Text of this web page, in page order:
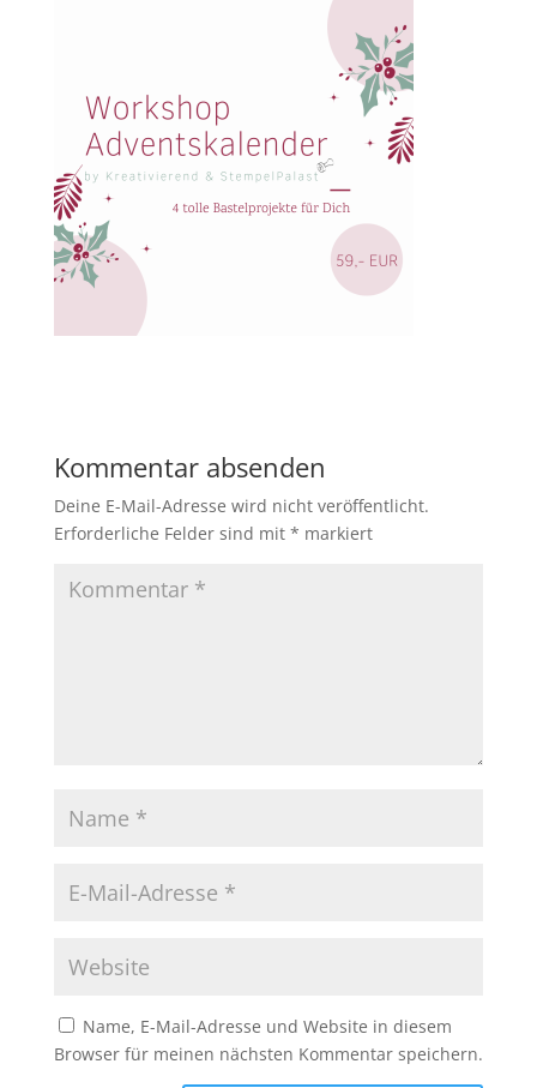
Kommentar absenden
Deine E-Mail-Adresse wird nicht veröffentlicht.
Erforderliche Felder sind mit * markiert
Name, E-Mail-Adresse und Website in diesem
Browser für meinen nächsten Kommentar speichern.